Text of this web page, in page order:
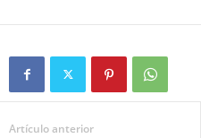
Artículo anterior